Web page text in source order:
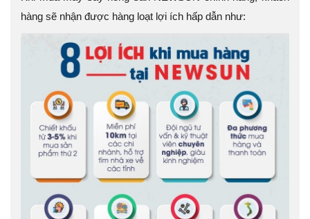
hàng sẽ nhận được hàng loạt lợi ích hấp dẫn như: